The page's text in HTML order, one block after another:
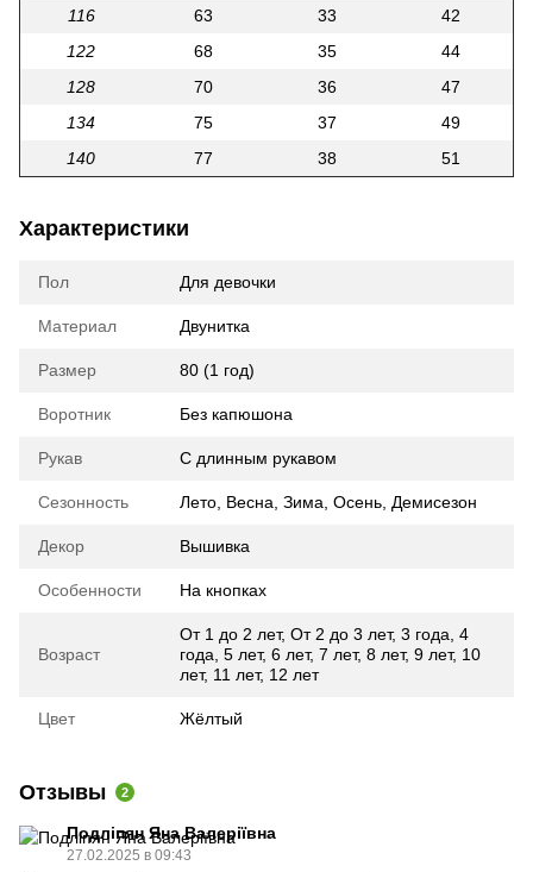
116
63 33
42
122
68 35
44
128
70 36
47
134
75 37
49
140
77 38 51
Характеристики
Пол Для девочки
Материал Двунитка
Размер 80 (1 год)
Воротник Без капюшона
Рукав С длинным рукавом
Сезонность Лето Весна Зима Осень Демисезон
Декор Вышивка
Особенности На кнопках
Возраст
От 1 до 2 лет, От 2 до 3 лет, 3 года 4
года 5 лет, 6 лет, 7 лет, 8 лет, 9 лет, 10
лет, 11 лет, 12 лет
Цвет Жёлтый
Отзывы 2
Подліпян Яна Валеріївна
27.02.2025 в 09:43